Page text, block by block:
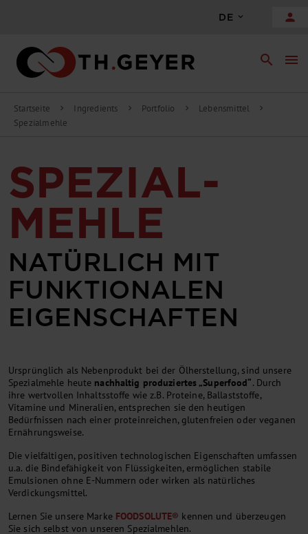
DE person
search menu
Startseite chevron_right Ingredients chevron_right Portfolio chevron_right Lebensmittel chevron_right
Spezialmehle
SPEZIAL­
MEHLE
NATÜRLICH MIT
FUNKTIONAL­EN
EIGEN­SCHAFTEN
Ursprünglich als Nebenprodukt bei der Ölherstellung, sind unsere
Spezialmehle heute nachhaltig produziertes „Superfood“. Durch
ihre wertvollen Inhaltsstoffe wie z.B. Proteine, Ballaststoffe,
Vitamine und Mineralien, entsprechen sie den heutigen
Bedürfnissen nach einer protein­reichen, gluten­freien oder veganen
Ernährungs­weise.
Die viel­fältigen, positiven techno­logischen Eigen­schaften umfassen
u.a. die Binde­fähigkeit von Flüssigkeiten, ermöglichen stabile
Emulsionen ohne E-Nummern oder wirken als natürliches
Verdickungsmittel.
Lernen Sie unsere Marke FOODSOLUTE® kennen und überzeugen
Sie sich selbst von unseren Spezialmehlen.